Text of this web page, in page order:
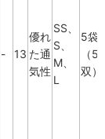
- 13
優れ
た通
気性
SS、
S、
M、
L
5袋
（50
双）